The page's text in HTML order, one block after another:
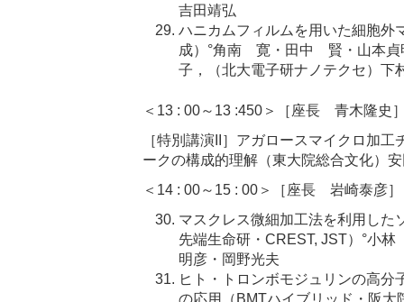
吉田靖弘
ハニカムフィルムを用いた細胞外
成）°角南 寛・田中 賢・山本貞
子，（北大電子研ナノテクセ）下
＜13 : 00～13 :450＞［座長 青木隆史
［特別講演II］アガロースマイクロ加
ークの構成的理解（東大院総合文化）
＜14 : 00～15 : 00＞［座長 岩崎泰彦］
マスクレス微細加工法を利用した
先端生命研・CREST, JST）°小
明彦・岡野光夫
ヒト・トロンボモジュリンの高
の応用（BMTハイブリッド・阪大